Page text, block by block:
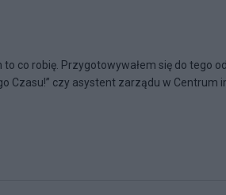
co robię. Przygotowywałem się do tego
Czasu!” czy asystent zarządu w Centrum